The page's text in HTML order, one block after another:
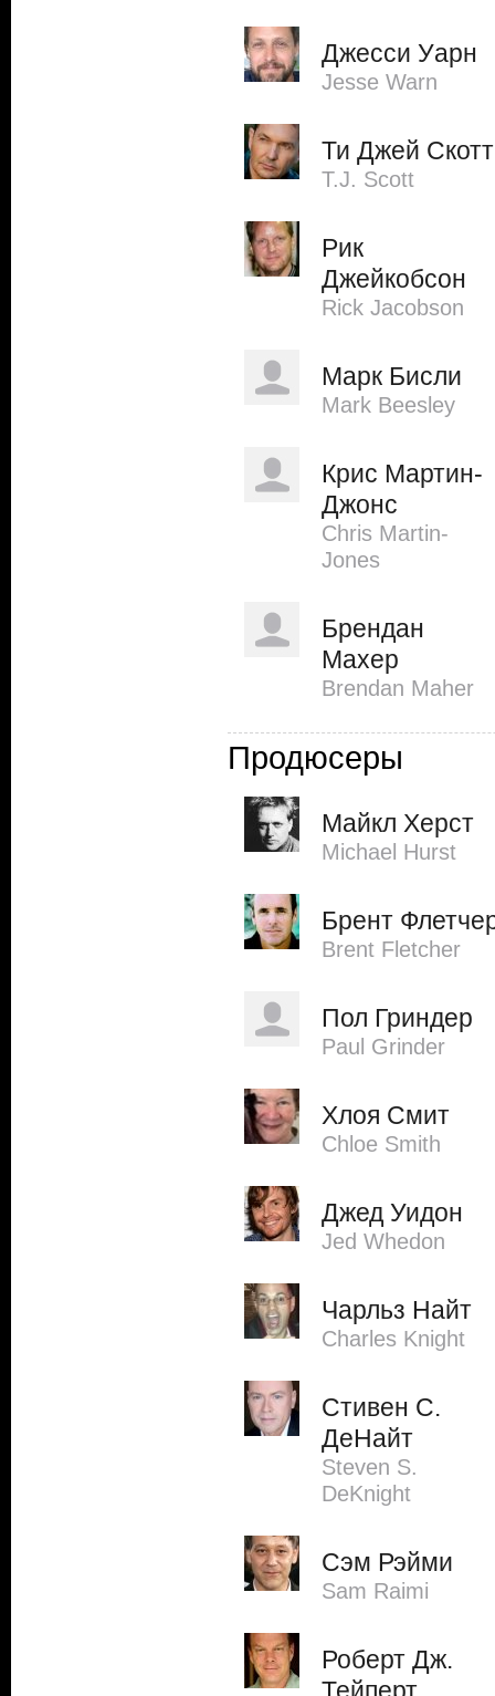
Джесси Уарн
Jesse Warn
Ти Джей Скотт
T.J. Scott
Рик
Джейкобсон
Rick Jacobson
Марк Бисли
Mark Beesley
Крис Мартин-
Джонс
Chris Martin-
Jones
Брендан
Махер
Brendan Maher
Продюсеры
Майкл Херст
Michael Hurst
Брент
Brent Fletcher
Пол Гриндер
Paul Grinder
Хлоя Смит
Chloe Smith
Джед Уидон
Jed Whedon
Чарльз Найт
Charles Knight
Стивен С.
ДеНайт
Steven S.
DeKnight
Сэм Рэйми
Sam Raimi
Роберт Дж.